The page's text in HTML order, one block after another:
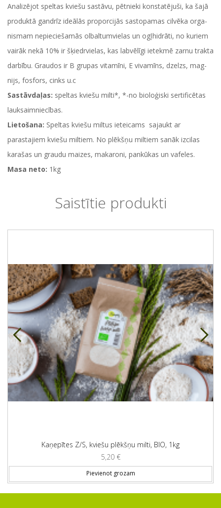
Ana­li­zē­jot speltas kvie­šu sa­stā­vu, pēt­nie­ki kon­sta­tē­ju­ši, ka ša­jā
pro­duk­tā gan­drīz ide­ālās pro­por­ci­jās sa­sto­pa­mas cil­vē­ka or­ga­
nis­mam ne­pie­cie­ša­mās ol­bal­tum­vie­las un ogļ­hid­rā­ti, no ku­riem
vai­rāk ne­kā 10% ir šķiedr­vie­las, kas lab­vē­lī­gi ie­tek­mē zar­nu trak­ta
dar­bī­bu. Grau­dos ir B gru­pas vi­ta­mī­ni, E vi­va­mīns, dzelzs, mag­
nijs, fos­fors, cinks u.c
Sastāvdaļas: speltas kviešu milti*, *-no bioloģiski sertificētas
lauksaimniecības.
Lietošana: Speltas kviešu miltus ieteicams sajaukt ar
parastajiem kviešu miltiem. No plēkšņu miltiem sanāk izcilas
karašas un graudu maizes, makaroni, pankūkas un vafeles.
Masa neto: 1kg
Saistītie produkti
Kaņepītes Z/S, kviešu plēkšņu milti, BIO, 1kg
5,20 €
Pievienot grozam